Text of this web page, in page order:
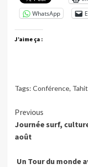
WhatsApp
J’aime ça :
Tags: Conférence,
Continue
Reading
Previous
Journée surf,
août
Un Tour du monde